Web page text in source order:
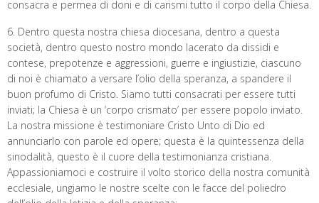
consacra e permea di doni e di carismi tutto il corpo della Chiesa.
6. Dentro questa nostra chiesa diocesana, dentro a questa
società, dentro questo nostro mondo lacerato da dissidi e
contese, prepotenze e aggressioni, guerre e ingiustizie, ciascuno
di noi è chiamato a versare l’olio della speranza, a spandere il
buon profumo di Cristo. Siamo tutti consacrati per essere tutti
inviati; la Chiesa è un ‘corpo crismato’ per essere popolo inviato.
La nostra missione è testimoniare Cristo Unto di Dio ed
annunciarlo con parole ed opere; questa è la quintessenza della
sinodalità, questo è il cuore della testimonianza cristiana.
Appassioniamoci e costruire il volto storico della nostra comunità
ecclesiale, ungiamo le nostre scelte con le facce del poliedro